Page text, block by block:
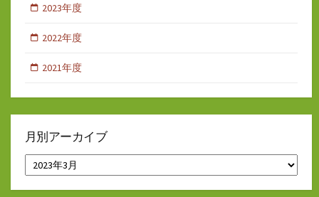
2023年度
2022年度
2021年度
月別アーカイブ
月
別
ア